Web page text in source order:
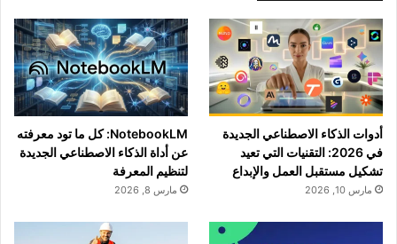
أدوات الذكاء الاصطناعي الجديدة
في 2026: التقنيات التي تعيد
تشكيل مستقبل العمل والإبداع
مارس 10, 2026
NotebookLM: كل ما تود معرفته
عن أداة الذكاء الاصطناعي الجديدة
لتنظيم المعرفة
مارس 8, 2026